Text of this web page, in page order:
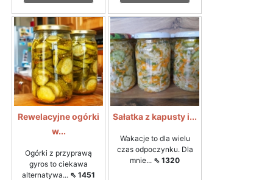
Rewelacyjne ogórki
w...
Ogórki z przyprawą
gyros to ciekawa
alternatywa... ⇖ 1451
Sałatka z kapusty i...
Wakacje to dla wielu
czas odpoczynku. Dla
mnie... ⇖ 1320